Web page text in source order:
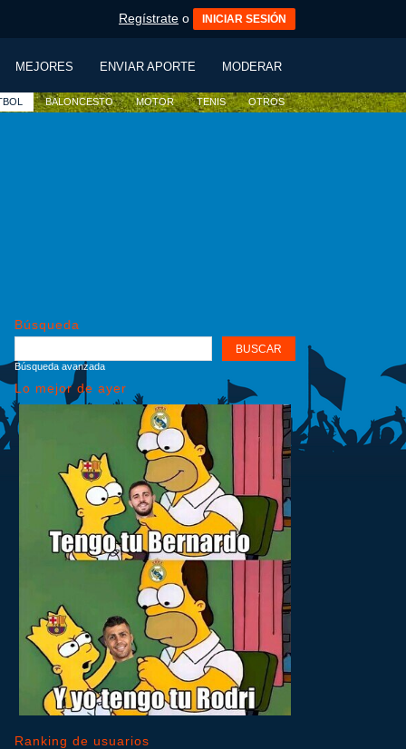
Regístrate o INICIAR SESIÓN
MEJORES ENVIAR APORTE MODERAR
BALONCESTO MOTOR TENIS OTROS
Búsqueda
Búsqueda avanzada
Lo mejor de ayer
Ranking de usuarios